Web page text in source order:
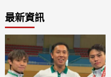
最新資訊